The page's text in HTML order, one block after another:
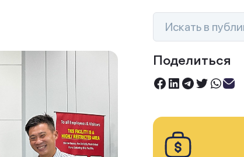
PRO
Торгуйте акциями
График намекает на конец
десятилетнего
превосходства биткоина
над акциями
Поделиться